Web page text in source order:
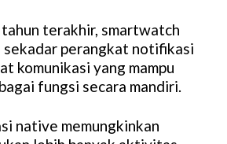
terakhir, smartwatch
sekadar perangkat notifikasi
komunikasi yang mampu
fungsi secara mandiri.
native memungkinkan